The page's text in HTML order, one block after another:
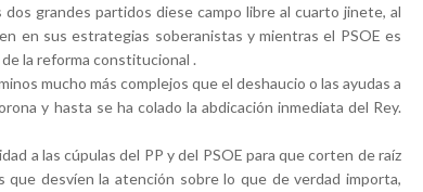
grandes partidos diese campo libre al cuarto jinete, al
en sus estrategias soberanistas y mientras el PSOE es
la reforma constitucional .
mucho más complejos que el deshaucio o las ayudas a
y hasta se ha colado la abdicación inmediata del Rey.
a las cúpulas del PP y del PSOE para que corten de raíz
desvíen la atención sobre lo que de verdad importa,